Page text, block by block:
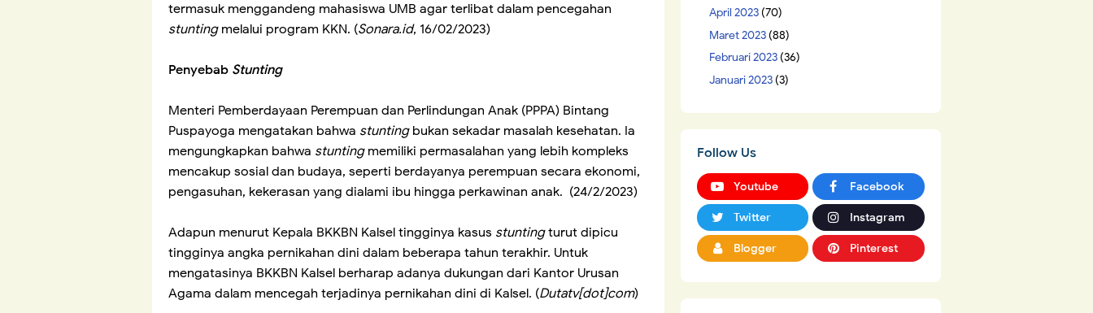
termasuk menggandeng mahasiswa UMB agar terlibat dalam pencegahan
stuntingmelalui program KKN. (Sonara.id, 16/02/2023)
Penyebab Stunting
Menteri Pemberdayaan Perempuan dan Perlindungan Anak (PPPA) Bintang
Puspayoga mengatakan bahwa stuntingbukan sekadar masalah kesehatan. Ia
mengungkapkan bahwa stuntingmemiliki permasalahan yang lebih kompleks
mencakup sosial dan budaya, seperti berdayanya perempuan secara ekonomi,
pengasuhan, kekerasan yang dialami ibu hingga perkawinan anak. (24/2/2023)
Adapun menurut Kepala BKKBN Kalsel tingginya kasus stuntingturut dipicu
tingginya angka pernikahan dini dalam beberapa tahun terakhir. Untuk
mengatasinya BKKBN Kalsel berharap adanya dukungan dari Kantor Urusan
Agama dalam mencegah terjadinya pernikahan dini di Kalsel. (Dutatv[dot]com)
April 2023(70)
Maret 2023(88)
Februari 2023(36)
Januari 2023(3)
Follow Us
Youtube Facebook
Twitter Instagram
Blogger Pinterest